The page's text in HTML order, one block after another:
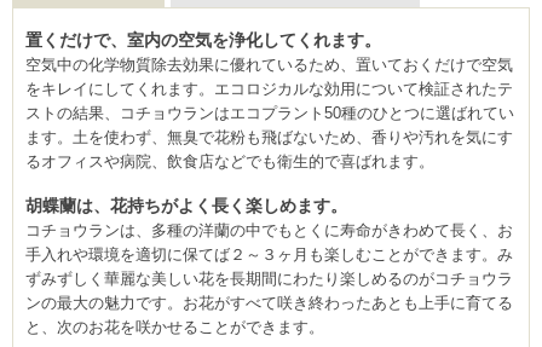
置くだけで、室内の空気を浄化してくれます。
空気中の化学物質除去効果に優れているため、置いておくだけで空気
をキレイにしてくれます。エコロジカルな効用について検証されたテ
ストの結果、コチョウランはエコプラント50種のひとつに選ばれてい
ます。土を使わず、無臭で花粉も飛ばないため、香りや汚れを気にす
るオフィスや病院、飲食店などでも衛生的で喜ばれます。
胡蝶蘭は、花持ちがよく長く楽しめます。
コチョウランは、多種の洋蘭の中でもとくに寿命がきわめて長く、お
手入れや環境を適切に保てば２～３ヶ月も楽しむことができます。み
ずみずしく華麗な美しい花を長期間にわたり楽しめるのがコチョウラ
ンの最大の魅力です。お花がすべて咲き終わったあとも上手に育てる
と、次のお花を咲かせることができます。